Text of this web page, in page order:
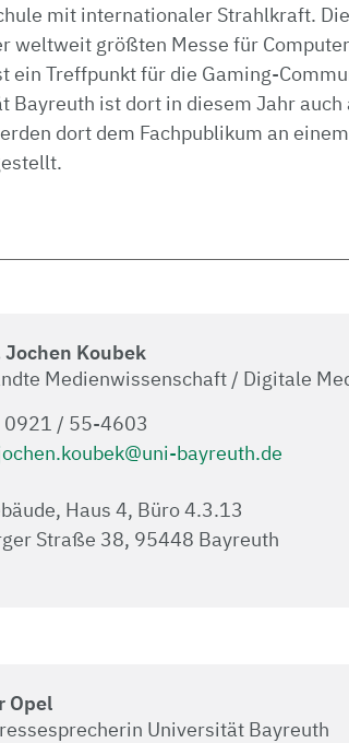
mit internationaler Strahlkraft.
weltweit größten Messe für
ein Treffpunkt für die Gaming-
Bayreuth ist dort in diesem Jahr
dort dem Fachpublikum an
Jochen Koubek
Medienwissenschaft / Digitale
0921 / 55-4603
bayreuth.de
Haus 4, Büro 4.3.13
Straße 38, 95448 Bayreuth
Opel
Universität Bayreuth